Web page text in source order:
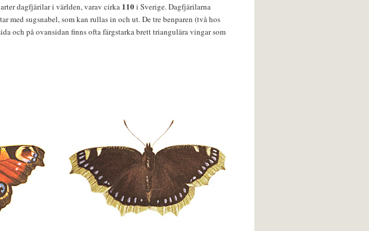
dagfjärilar i världen, varav cirka 110i Sverige. Dagfjärilarna
med sugsnabel, som kan rullas in och ut. De tre benparen (två hos
och på ovansidan finns ofta färgstarka brett triangulära vingar som